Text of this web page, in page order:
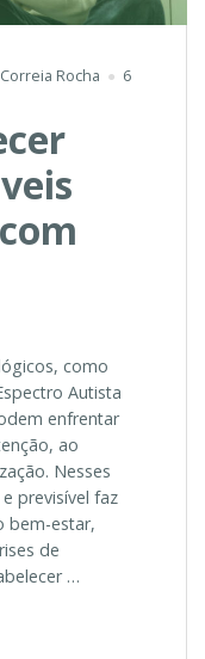
Rocha
6
como
Autista
enfrentar
ao
Nesses
previsível faz
bem-estar,
de
…